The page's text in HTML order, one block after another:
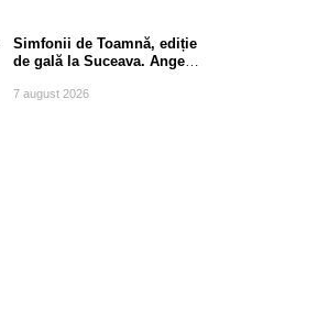
Simfonii de Toamnă, ediție
de gală la Suceava. Angela
7 august 2026